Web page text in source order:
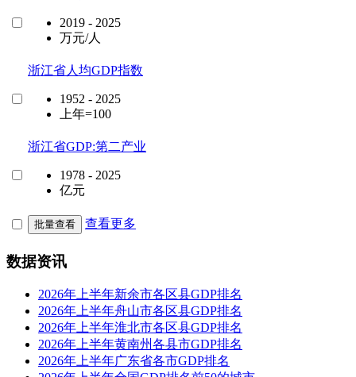
2019 - 2025
万元/人
浙江省人均GDP指数
1952 - 2025
上年=100
浙江省GDP:第二产业
1978 - 2025
亿元
批量查看 查看更多
数据资讯
2026年上半年新余市各区县GDP排名
2026年上半年舟山市各区县GDP排名
2026年上半年淮北市各区县GDP排名
2026年上半年黄南州各县市GDP排名
2026年上半年广东省各市GDP排名